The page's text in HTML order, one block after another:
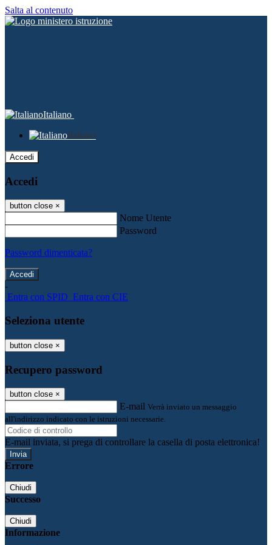
Salta al contenuto
Italiano
Italiano
Accedi
Accedi
button close ×
Nome Utente
Password
Password dimenticata?
-
Entra con SPID Entra con CIE
Seleziona utente
button close ×
Recupero password
button close ×
E-mail Verrà inviato un messaggio
all'indirizzo indicato con le istruzioni necessarie.
E-mail inviata, si prega di controllare la casella di posta elettronica!
Errore
Chiudi
Successo
Chiudi
Informazione